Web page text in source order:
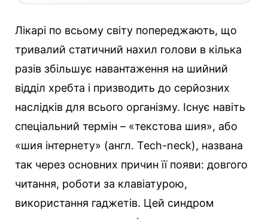
Лікарі по всьому світу попереджають, що
тривалий статичний нахил голови в кілька
разів збільшує навантаження на шийний
відділ хребта і призводить до серйозних
наслідків для всього організму. Існує навіть
спеціальний термін – «текстова шия», або
«шия інтернету» (англ. Tech-neck), названа
так через основних причин її появи: довгого
читання, роботи за клавіатурою,
використання гаджетів. Цей синдром